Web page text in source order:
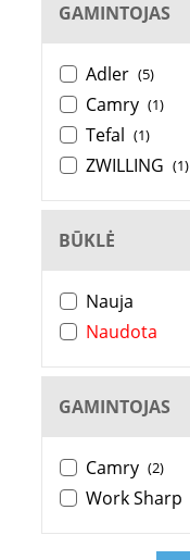
GAMINTOJAS
Adler (5)
Camry (1)
Tefal (1)
ZWILLING (1)
BŪKLĖ
Nauja
Naudota
GAMINTOJAS
Camry (2)
Work Sharp